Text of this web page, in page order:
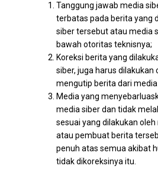
Tanggung jawab media
terbatas pada berita yang
siber tersebut atau media
bawah otoritas teknisnya;
Koreksi berita yang
siber, juga harus dilakukan
mengutip berita dari
Media yang
media siber dan tidak
sesuai yang dilakukan
atau pembuat berita
penuh atas semua akibat
tidak dikoreksinya itu.